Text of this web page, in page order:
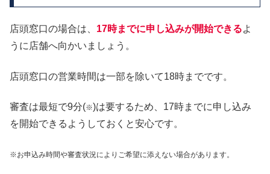
店頭窓口の場合は、 17時までに申し込みが開始できるよ
うに店舗へ向かいましょう。
店頭窓口の営業時間は一部を除いて18時までです。
審査は最短で9分(※)は要するため、17時までに申し込み
を開始できるようしておくと安心です。
※お申込み時間や審査状況によりご希望に添えない場合があります。